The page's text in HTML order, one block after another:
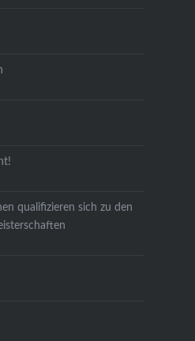
qualifizieren sich zu den